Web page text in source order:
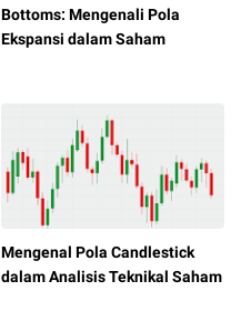
Bottoms: Mengenali Pola
Ekspansi dalam Saham
Mengenal Pola Candlestick
dalam Analisis Teknikal Saham